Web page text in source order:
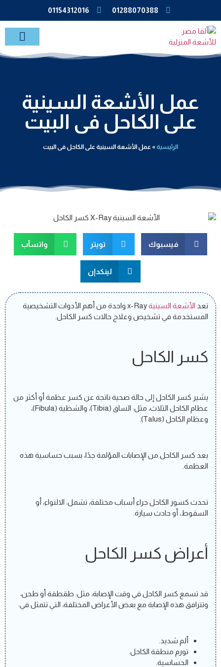
01288070388
01154312016
عمل الأشعة السينية
على الكاحل فى البيت
الرئيسية » عمل الأشعة السينية على الكاحل فى البيت
فيسبوك تويتر واتسآب
لينكدإن
تعد الأشعة السينية
x-Ray واحدة من أهم الأدوات التشخيصية
المستخدمة في تشخيص وعلاج حالات كسر الكاحل.
كسر الكاحل
يشير كسر الكاحل إلى حالة صحية ناتجة عن كسر عظمة أو أكثر من
عظام الكاحل الثلاث، مثل: الساق (Tibia)، والشظية (Fibula)،
وعظام الكاحل (Talus).
يعد كسر الكاحل من الإصابات المؤلمة جدًا، بسبب حساسية هذه
العظمة.
تحدث كسور الكاحل جراء أسباب مختلفة، تشمل: الالتواء، أو
السقوط، أو حادث سيارة.
أعراض كسر الكاحل
قد تسمع كسر الكاحل في وقت الإصابة، مثل: طقطقة أو طحن،
وتترافق هذه الإصابة مع بعض الأعراض المختلفة، التي تتمثل في:
ألم شديد.
تورم منطقة الكاحل.
الحساسية.